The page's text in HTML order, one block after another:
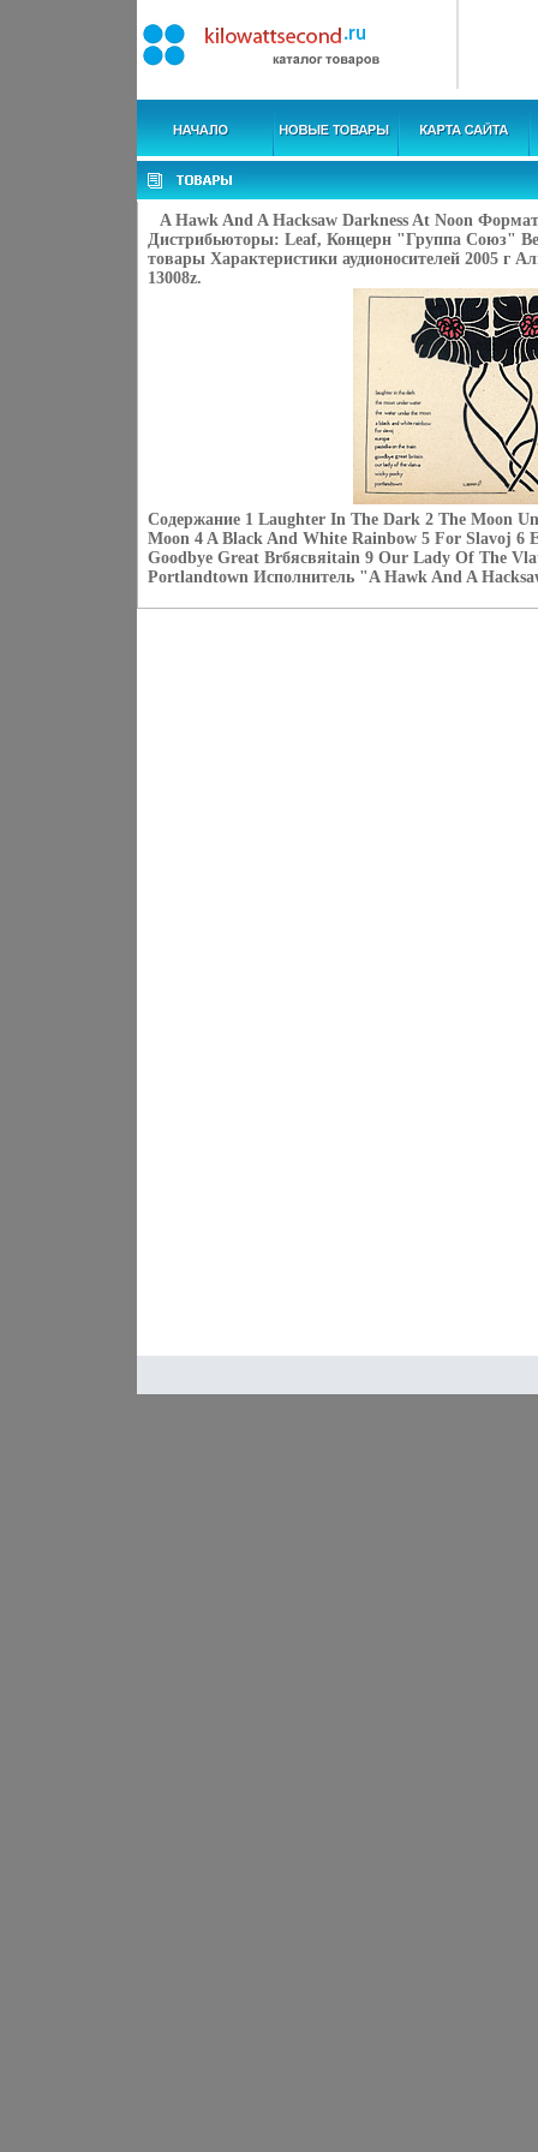
A Hawk And A Hacksaw Darkness At Noon
Дистрибьюторы: Leaf, Концерн "Группа Союз"
товары Характеристики аудионосителей 2005 г
13008z.
Содержание 1 Laughter In The Dark 2 The Moon
Moon 4 A Black And White Rainbow 5 For Slavoj 6
Goodbye Great Brбясвяitain 9 Our Lady Of The
Portlandtown Исполнитель "A Hawk And A